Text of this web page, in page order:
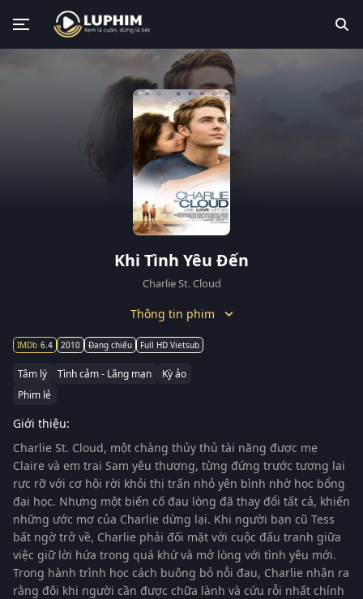
Khi Tình Yêu Đến
Charlie St. Cloud
Thông tin phim
6.4 2010 Đang chiếu Full HD Vietsub
Tâm lý Tình cảm - Lãng mạn
Kỳ ảo
Phim lẻ
Giới thiệu:
Charlie St. Cloud, một chàng thủy thủ tài năng được mẹ
Claire và em trai Sam yêu thương, từng đứng trước tương lai
rực rỡ với cơ hội rời khỏi thị trấn nhỏ yên bình nhờ học bổng
đại học. Nhưng một biến cố đau lòng đã thay đổi tất cả, khiến
những ước mơ của Charlie dừng lại. Khi người bạn cũ Tess
bất ngờ trở về, Charlie phải đối mặt với cuộc đấu tranh giữa
việc giữ lời hứa trong quá khứ và mở lòng với tình yêu mới.
Trong hành trình học cách buông bỏ nỗi đau, Charlie nhận ra
rằng đôi khi người cần được chữa lành và cứu rỗi nhất chính